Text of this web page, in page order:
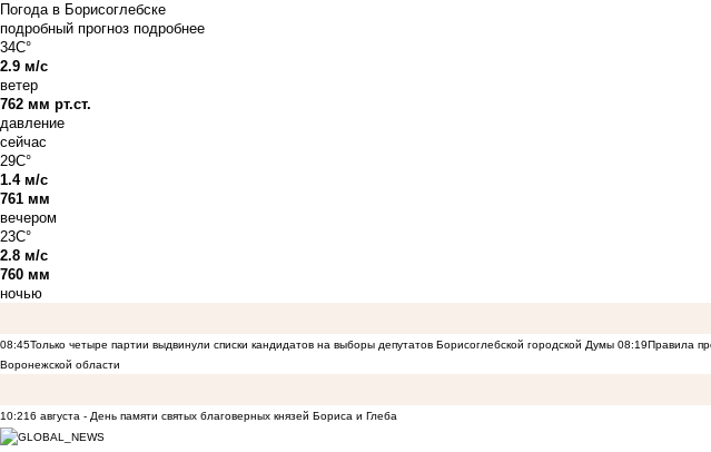
Погода в Борисоглебске
подробный прогноз подробнее
34C°
2.9 м/с
ветер
762 мм рт.ст.
давление
сейчас
29C°
1.4 м/с
761 мм
вечером
23C°
2.8 м/с
760 мм
ночью
08:45Только четыре партии выдвинули списки кандидатов на выборы депутатов Борисоглебской городской Думы 08:19Правила
Воронежской области
10:216 августа - День памяти святых благоверных князей Бориса и Глеба